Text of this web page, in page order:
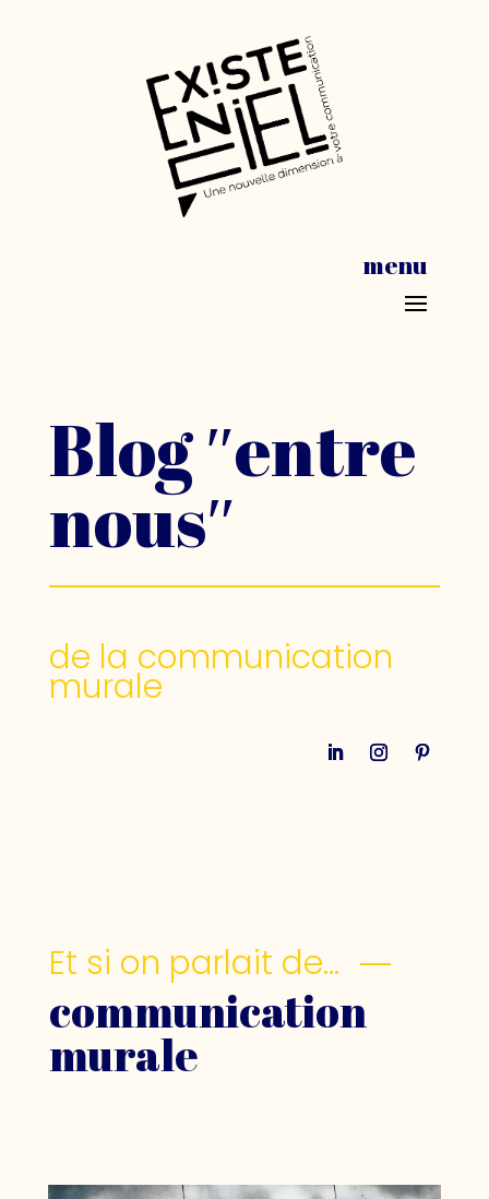
menu
Blog ″entre
nous″
de la communication
murale
Et si on parlait de…
communication
murale